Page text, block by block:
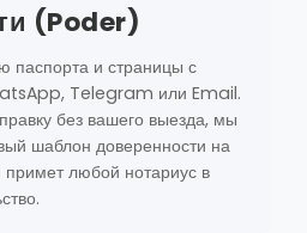
(Poder)
паспорта и страницы с
Telegram или Email.
без вашего выезда, мы
шаблон доверенности на
примет любой нотариус в